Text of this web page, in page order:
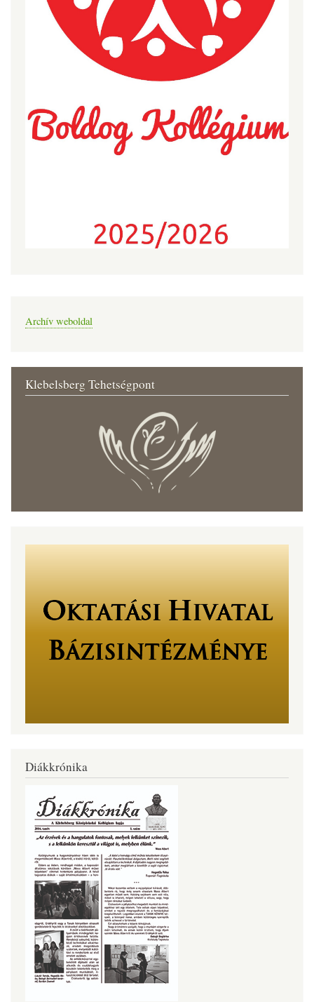
Archív weboldal
Klebelsberg Tehetségpont
Diákkrónika